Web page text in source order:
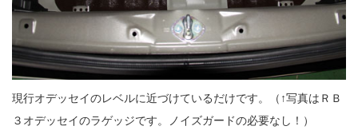
現行オデッセイのレベルに近づけているだけです。（↑写真はＲＢ
３オデッセイのラゲッジです。ノイズガードの必要なし！）